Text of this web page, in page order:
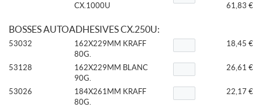
CX.1000U
61,83 €
BOSSES AUTOADHESIVES CX.250U:
53032
162X229MM KRAFF
80G.
18,45 €
53128
162X229MM BLANC
90G.
26,61 €
53026
184X261MM KRAFF
80G.
22,17 €